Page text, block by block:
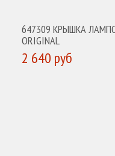
647309 КРЫШКА
ORIGINAL
2 640 руб